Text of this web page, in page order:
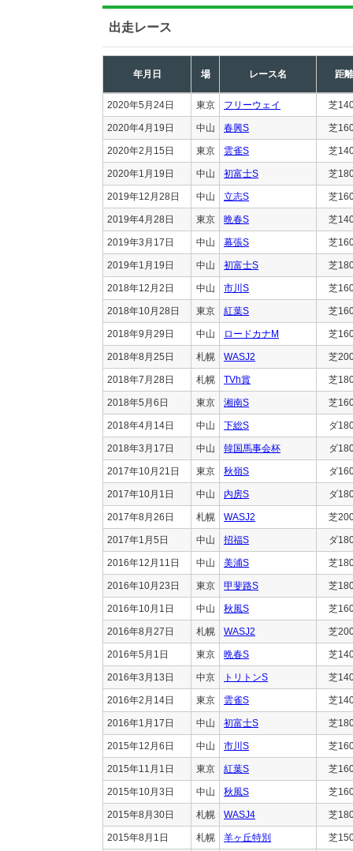
出走レース
年月日 場 レース名 距離
2020年5月24日 東京 フリーウェイ 芝
2020年4月19日 中山 春興S 芝
2020年2月15日 東京 雲雀S 芝
2020年1月19日 中山 初富士S 芝
2019年12月28日 中山 立志S 芝
2019年4月28日 東京 晩春S 芝
2019年3月17日 中山 幕張S 芝
2019年1月19日 中山 初富士S 芝
2018年12月2日 中山 市川S 芝
2018年10月28日 東京 紅葉S 芝
2018年9月29日 中山 ロードカナM 芝
2018年8月25日 札幌 WASJ2 芝
2018年7月28日 札幌 TVh賞 芝
2018年5月6日 東京 湘南S 芝
2018年4月14日 中山 下総S ダ
2018年3月17日 中山 韓国馬事会杯 ダ
2017年10月21日 東京 秋嶺S ダ
2017年10月1日 中山 内房S ダ
2017年8月26日 札幌 WASJ2 芝
2017年1月5日 中山 招福S ダ
2016年12月11日 中山 美浦S 芝
2016年10月23日 東京 甲斐路S 芝
2016年10月1日 中山 秋風S 芝
2016年8月27日 札幌 WASJ2 芝
2016年5月1日 東京 晩春S 芝
2016年3月13日 中京 トリトンS 芝
2016年2月14日 東京 雲雀S 芝
2016年1月17日 中山 初富士S 芝
2015年12月6日 中山 市川S 芝
2015年11月1日 東京 紅葉S 芝
2015年10月3日 中山 秋風S 芝
2015年8月30日 札幌 WASJ4 芝
2015年8月1日 札幌 羊ヶ丘特別 芝